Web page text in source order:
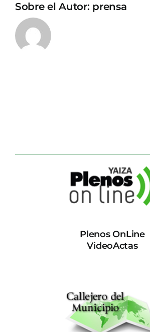
Sobre el Autor: prensa
Plenos OnLine
VideoActas